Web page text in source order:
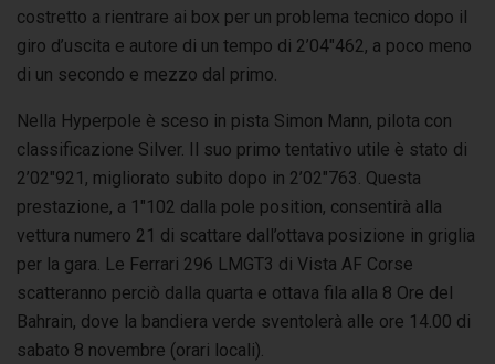
costretto a rientrare ai box per un problema tecnico dopo il
giro d’uscita e autore di un tempo di 2’04″462, a poco meno
di un secondo e mezzo dal primo.
Nella Hyperpole è sceso in pista Simon Mann, pilota con
classificazione Silver. Il suo primo tentativo utile è stato di
2’02″921, migliorato subito dopo in 2’02″763. Questa
prestazione, a 1″102 dalla pole position, consentirà alla
vettura numero 21 di scattare dall’ottava posizione in griglia
per la gara. Le Ferrari 296 LMGT3 di Vista AF Corse
scatteranno perciò dalla quarta e ottava fila alla 8 Ore del
Bahrain, dove la bandiera verde sventolerà alle ore 14.00 di
sabato 8 novembre (orari locali).